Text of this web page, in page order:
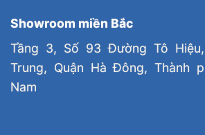
Showroom miền Bắc
Tầng 3, Số 93 Đường Tô Hiệu,
Trung, Quận Hà Đông, Thành
Nam